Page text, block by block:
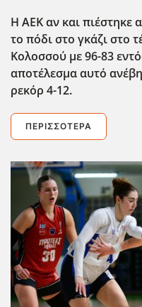
Η ΑΕΚ αν και πιέστηκε
το πόδι στο γκάζι στο
Κολοσσού με 96-83
αποτέλεσμα αυτό
ρεκόρ 4-12.
ΠΕΡΙΣΣΌΤΕΡΑ